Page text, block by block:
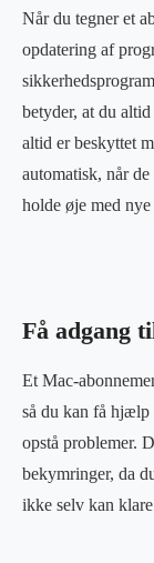
Når du tegner et
opdatering af
betyder, at du
altid er beskyttet
automatisk, når
holde øje med
Få adgang
Et Mac-
så du kan få hjælp
opstå problemer.
bekymringer, da
ikke selv kan